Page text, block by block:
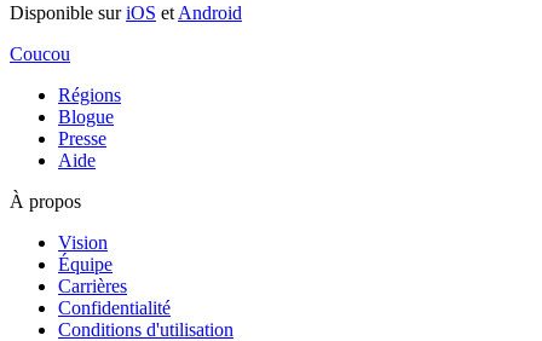
Disponible suriOS et Android
Coucou
Régions
Blogue
Presse
Aide
À propos
Vision
Équipe
Carrières
Confidentialité
Conditions d'utilisation